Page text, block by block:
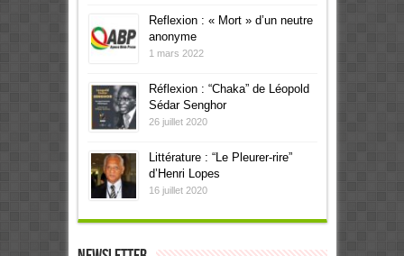
Reflexion : « Mort » d’un neutre
anonyme
1 mars 2022
Réflexion : “Chaka” de Léopold
Sédar Senghor
26 juillet 2020
Littérature : “Le Pleurer-rire”
d’Henri Lopes
16 juillet 2020